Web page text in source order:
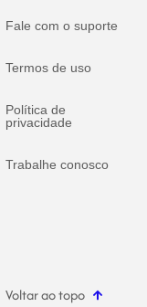
Fale com o suporte
Termos de uso
Política de
privacidade
Trabalhe conosco
Voltar ao topo